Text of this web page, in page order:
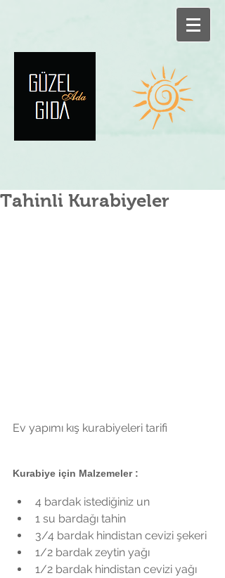
Tahinli Kurabiyeler
Ev yapımı kış kurabiyeleri tarifi
Kurabiye için Malzemeler :
4 bardak istediğiniz un
1 su bardağı tahin
3/4 bardak hindistan cevizi şekeri
1/2 bardak zeytin yağı
1/2 bardak hindistan cevizi yağı